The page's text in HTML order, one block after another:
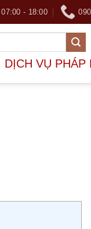
07:00 - 18:00
DỊCH VỤ PHÁP